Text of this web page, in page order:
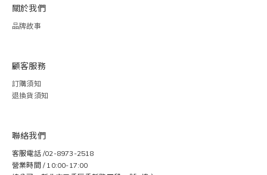
關於我們
品牌故事
顧客服務
訂購須知
退換貨須知
聯絡我們
客服電話 /02-8973-2518
營業時間 / 10:00-17:00